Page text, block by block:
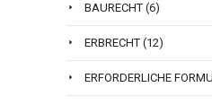
BAURECHT (6)
ERBRECHT (12)
ERFORDERLICHE